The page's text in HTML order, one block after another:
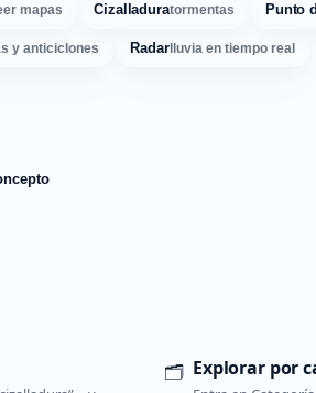
mapas Cizalladuratormentas Punto
y anticiclones Radarlluvia en tiempo real
🗂️ Explorar por